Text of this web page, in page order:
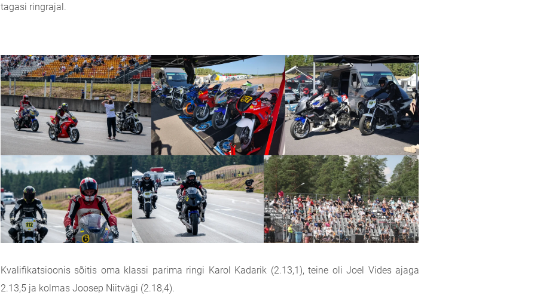
tagasi ringrajal.
Kvalifikatsioonis sõitis oma klassi parima ringi Karol Kadarik (2.13,1), teine oli Joel Vides ajaga
2.13,5 ja kolmas Joosep Niitvägi (2.18,4).